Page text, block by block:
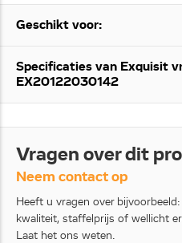
Geschikt voor:
Specificaties van Exquisit
EX20122030142
Vragen over dit
Neem contact op
Heeft u vragen over
kwaliteit, staffelprijs of wellicht
Laat het ons weten.